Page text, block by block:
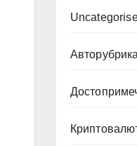
Авторубрика